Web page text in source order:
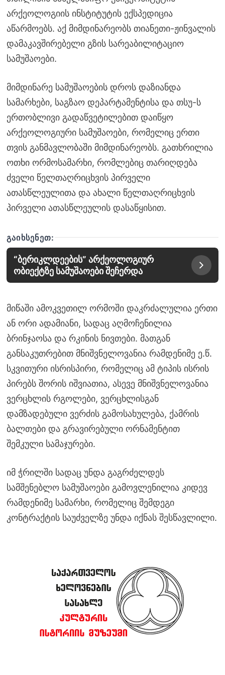
არქეოლოგიის ინსტიტუტის ექსპედიცია
აწარმოებს. აქ მიმდინარეობს თიანეთი-ჟინვალის
დამაკავშირებელი გზის სარეაბილიტაციო
სამუშაოები.
მიმდინარე სამუშაოების დროს დაზიანდა
სამარხები, საგზაო დეპარტამენტისა და თსუ-ს
ერთობლივი გადაწვეტილებით დაიწყო
არქეოლოგიური სამუშაოები, რომელიც ერთი
თვის განმავლობაში მიმდინარეობს. გათხრილია
ოთხი ორმოსამარხი, რომლებიც თარიღდება
ძველი წელთაღრიცხვის პირველი
ათასწლეულითა და ახალი წელთაღრიცხვის
პირველი ათასწლეულის დასაწყისით.
ᲒᲐᲘᲮᲡᲔᲜᲔᲗ:
“ბერიკლდეების” არქეოლოგიურ
ობიექტზე სამუშაოები შეჩერდა
მიწაში ამოკვეთილ ორმოში დაკრძალულია ერთი
ან ორი ადამიანი, სადაც აღმოჩენილია
ბრინჯაოსა და რკინის ნივთები. მათგან
განსაკუთრებით მნიშვნელოვანია რამდენიმე ე.წ.
სკვითური ისრისპირი, რომელიც ამ ტიპის ისრის
პირებს შორის იშვიათია, ასევე მნიშვნელოვანია
ვერცხლის რგოლები, ვერცხლისგან
დამზადებული ვერძის გამოსახულება, ქამრის
ბალთები და გრავირებული ორნამენტით
შემკული სამაჯურები.
იმ ჭრილში სადაც უნდა გაგრძელდეს
სამშენებლო სამუშაოები გამოვლენილია კიდევ
რამდენიმე სამარხი, რომელიც შემდეგი
კონტრაქტის საუძველზე უნდა იქნას შესწავლილი.